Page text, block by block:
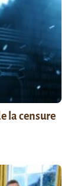
la censure